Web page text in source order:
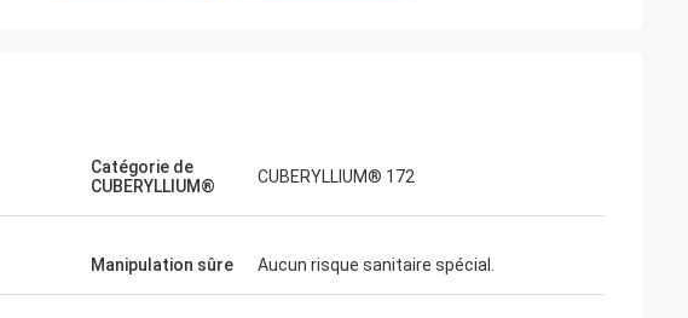
Catégorie de
CUBERYLLIUM®
CUBERYLLIUM® 172
Manipulation sûre Aucun risque sanitaire spécial.